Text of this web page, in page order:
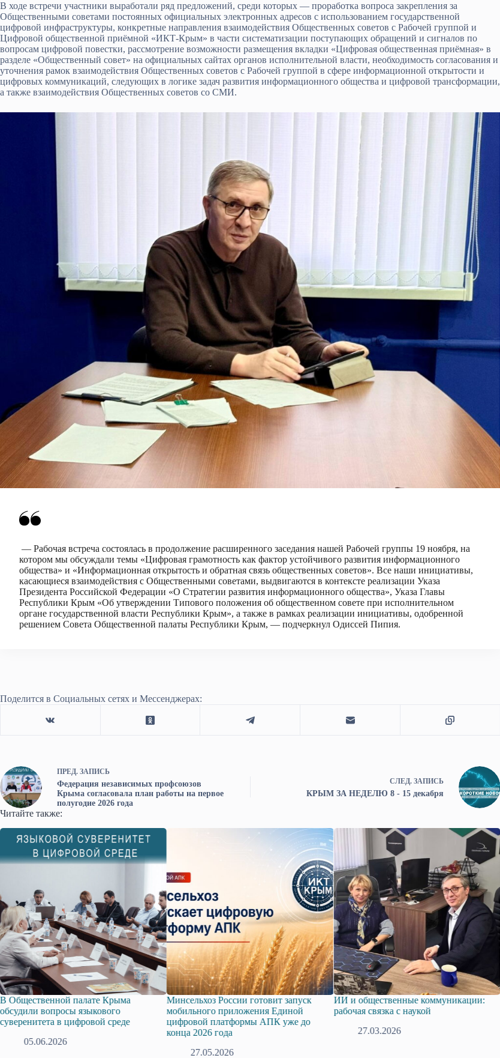
В ходе встречи участники выработали ряд предложений, среди которых — проработка вопроса закрепления за
Общественными советами постоянных официальных электронных адресов с использованием государственной
цифровой инфраструктуры, конкретные направления взаимодействия Общественных советов с Рабочей группой и
Цифровой общественной приёмной «ИКТ-Крым» в части систематизации поступающих обращений и сигналов по
вопросам цифровой повестки, рассмотрение возможности размещения вкладки «Цифровая общественная приёмная» в
разделе «Общественный совет» на официальных сайтах органов исполнительной власти, необходимость согласования и
уточнения рамок взаимодействия Общественных советов с Рабочей группой в сфере информационной открытости и
цифровых коммуникаций, следующих в логике задач развития информационного общества и цифровой трансформации,
а также взаимодействия Общественных советов со СМИ.
— Рабочая встреча состоялась в продолжение расширенного заседания нашей Рабочей группы 19 ноября, на
котором мы обсуждали темы «Цифровая грамотность как фактор устойчивого развития информационного
общества» и «Информационная открытость и обратная связь общественных советов». Все наши инициативы,
касающиеся взаимодействия с Общественными советами, выдвигаются в контексте реализации Указа
Президента Российской Федерации «О Стратегии развития информационного общества», Указа Главы
Республики Крым «Об утверждении Типового положения об общественном совете при исполнительном
органе государственной власти Республики Крым», а также в рамках реализации инициативы, одобренной
решением Совета Общественной палаты Республики Крым, — подчеркнул Одиссей Пипия.
Поделится в Социальных сетях и Мессенджерах:
ПРЕД. ЗАПИСЬ
Федерация независимых профсоюзов
Крыма согласовала план работы на первое
полугодие 2026 года
СЛЕД. ЗАПИСЬ
КРЫМ ЗА НЕДЕЛЮ 8 - 15 декабря
Читайте также:
Минсельхоз России готовит запуск
мобильного приложения Единой
цифровой платформы АПК уже до
ИИ и общественные коммуникации:
рабочая связка с наукой
27.03.2026
В Общественной палате Крыма
определили приоритеты цифровой